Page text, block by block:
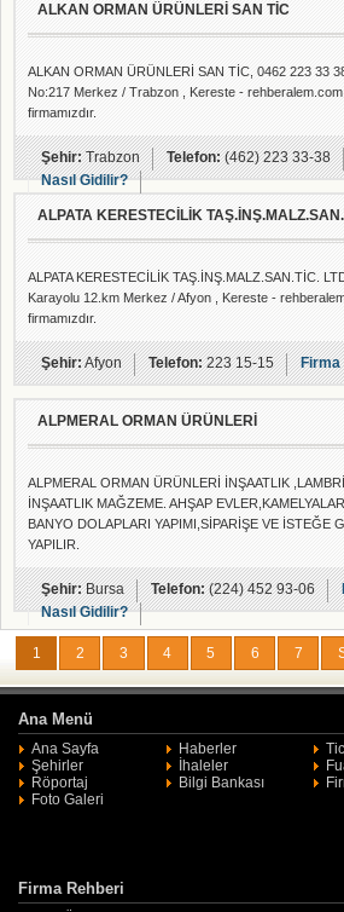
ALKAN ORMAN ÜRÜNLERİ SAN TİC
ALKAN ORMAN ÜRÜNLERİ SAN TİC, 0462 223 33
No:217 Merkez / Trabzon , Kereste -
firmamızdır.
Şehir:Trabzon Telefon:(462) 223 33-38
Nasıl Gidilir?
ALPATA KERESTECİLİK
ALPATA KERESTECİLİK TAŞ.İNŞ.MALZ.SAN.TİC.
Karayolu 12.km Merkez / Afyon , Kereste -
firmamızdır.
Şehir:Afyon Telefon:223 15-15 Firma
ALPMERAL ORMAN ÜRÜNLERİ
ALPMERAL ORMAN ÜRÜNLERİ İNŞAATLIK
İNŞAATLIK MAĞZEME. AHŞAP
BANYO DOLAPLARI YAPIMI,SİPARİŞE VE İSTEĞE
YAPILIR.
Şehir:Bursa Telefon:(224) 452 93-06
Nasıl Gidilir?
1 2 3 4 5 6 7
Ana Menü
Ana Sayfa Haberler
Şehirler
İhaleler
Röportaj
Bilgi Bankası
Foto Galeri
Firma Rehberi